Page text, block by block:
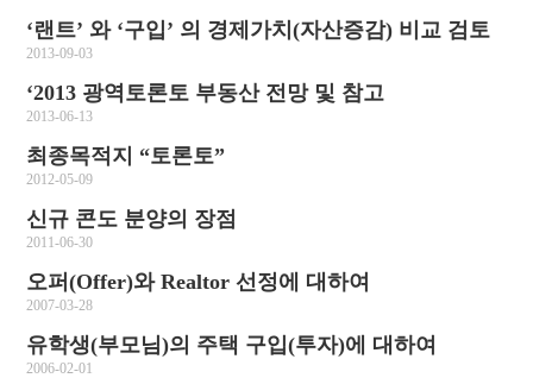
‘랜트’ 와 ‘구입’ 의 경제가치(자산증감) 비교 검토
2013-09-03
‘2013 광역토론토 부동산 전망 및 참고
2013-06-13
최종목적지 “토론토”
2012-05-09
신규 콘도 분양의 장점
2011-06-30
오퍼(Offer)와 Realtor 선정에 대하여
2007-03-28
유학생(부모님)의 주택 구입(투자)에 대하여
2006-02-01